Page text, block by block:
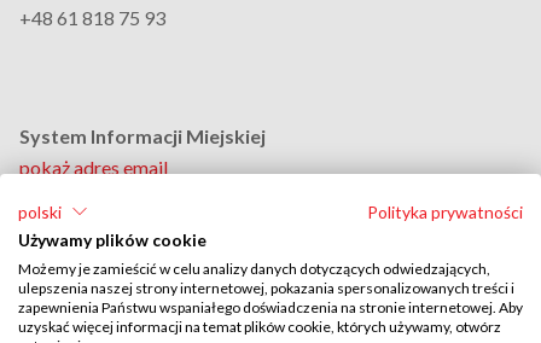
+48 61 818 75 93
System Informacji Miejskiej
pokaż adres email
Dział Personalny
pokaż adres email
+48 61 818 75 88
Adres do doręczeń elektronicznych:
polski
Polityka prywatności
Używamy plików cookie
Możemy je zamieścić w celu analizy danych dotyczących odwiedzających,
ulepszenia naszej strony internetowej, pokazania spersonalizowanych treści i
zapewnienia Państwu wspaniałego doświadczenia na stronie internetowej. Aby
uzyskać więcej informacji na temat plików cookie, których używamy, otwórz